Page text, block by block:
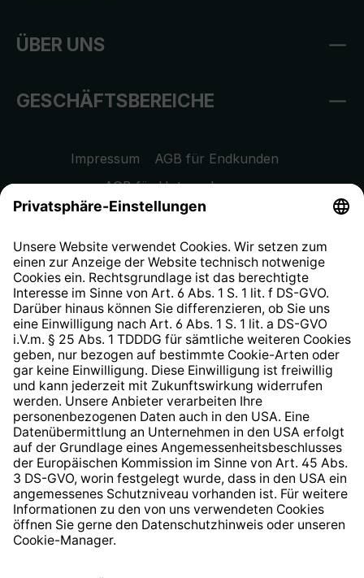
ÜBER UNS
GESCHÄFTSBEREICHE
Impressum
AGB für Endkunden
AGB für Unternehmen
Datenschutzhinweis
Widerrufsrecht
Hinweisgeberschutzsystem
Barrierefreiheit
* Alle Preise inkl. gesetzl. Mehrwertsteuer zzgl.